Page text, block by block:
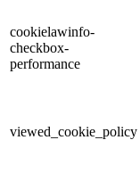
cookielawinfo-
checkbox-
performance
viewed_cookie_policy